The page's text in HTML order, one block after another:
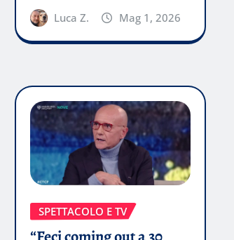
Luca Z. Mag 1, 2026
SPETTACOLO E TV